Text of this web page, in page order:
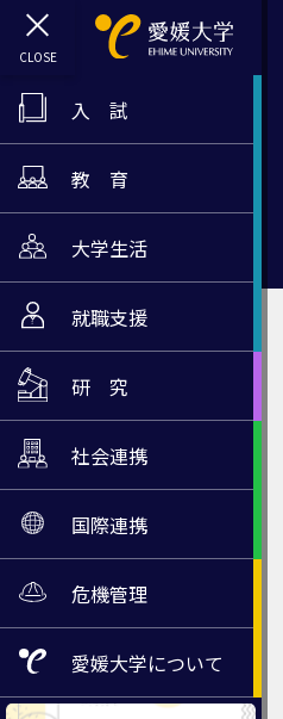
入 試
教 育
大学生活
就職支援
研 究
社会連携
国際連携
危機管理
愛媛大学について